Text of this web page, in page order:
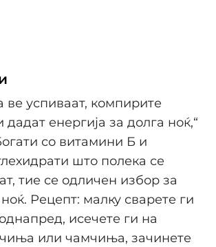
ве успиваат, компирите
енергија за долга ноќ,“
со витамини Б и
што полека се
тие се одличен избор за
Рецепт: малку сварете ги
исечете ги на
или чамчиња, зачинете